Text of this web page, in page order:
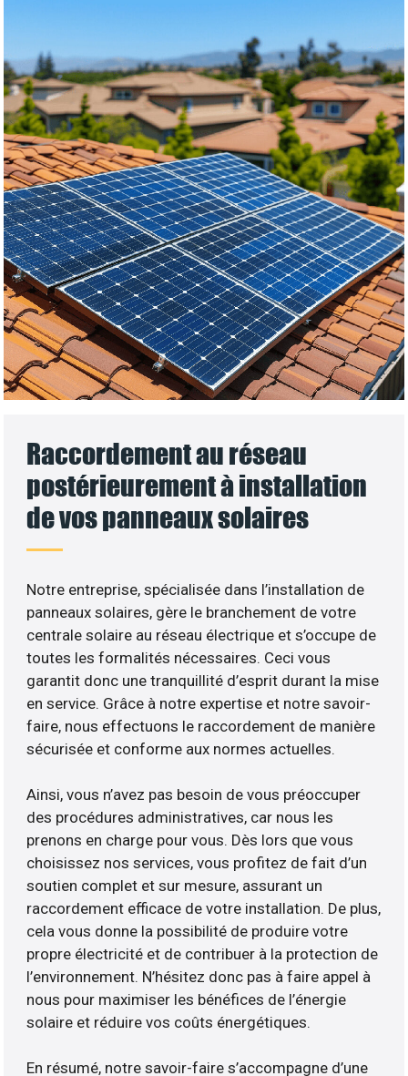
Raccordement au réseau
postérieurement à installation
de vos panneaux solaires
Notre entreprise, spécialisée dans l’installation de
panneaux solaires, gère le branchement de votre
centrale solaire au réseau électrique et s’occupe de
toutes les formalités nécessaires. Ceci vous
garantit donc une tranquillité d’esprit durant la mise
en service. Grâce à notre expertise et notre savoir-
faire, nous effectuons le raccordement de manière
sécurisée et conforme aux normes actuelles.
Ainsi, vous n’avez pas besoin de vous préoccuper
des procédures administratives, car nous les
prenons en charge pour vous. Dès lors que vous
choisissez nos services, vous profitez de fait d’un
soutien complet et sur mesure, assurant un
raccordement efficace de votre installation. De plus,
cela vous donne la possibilité de produire votre
propre électricité et de contribuer à la protection de
l’environnement. N’hésitez donc pas à faire appel à
nous pour maximiser les bénéfices de l’énergie
solaire et réduire vos coûts énergétiques.
En résumé, notre savoir-faire s’accompagne d’une